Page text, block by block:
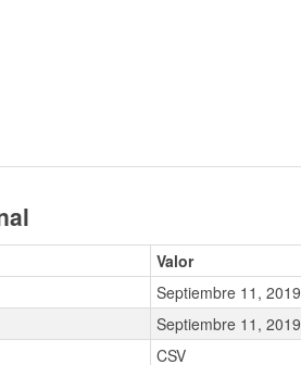
Valor
Septiembre 11, 2019
Septiembre 11, 2019
CSV